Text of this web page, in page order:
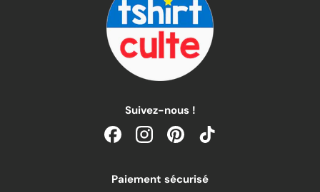
Suivez-nous !
FacebookInstagramPinterestTikTok
Paiement sécurisé